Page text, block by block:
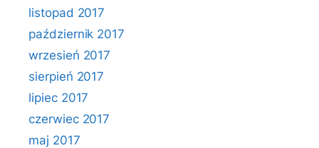
listopad 2017
październik 2017
wrzesień 2017
sierpień 2017
lipiec 2017
czerwiec 2017
maj 2017